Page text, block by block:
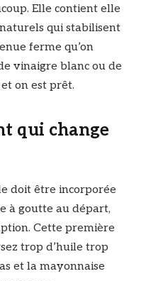
Elle contient elle
qui stabilisent
ferme qu’on
vinaigre blanc ou de
on est prêt.
qui change
doit être incorporée
à goutte au départ,
Cette première
trop d’huile trop
et la mayonnaise